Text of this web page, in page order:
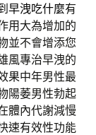
早洩吃什麼有
用大為增加的
並不會增添您
風專治早洩的
果中年男性最
陽萎男性勃起
體內代謝減慢
速有效性功能